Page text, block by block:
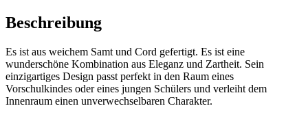
Beschreibung
Es ist aus weichem Samt und Cord gefertigt. Es ist eine
wunderschöne Kombination aus Eleganz und Zartheit. Sein
einzigartiges Design passt perfekt in den Raum eines
Vorschulkindes oder eines jungen Schülers und verleiht dem
Innenraum einen unverwechselbaren Charakter.